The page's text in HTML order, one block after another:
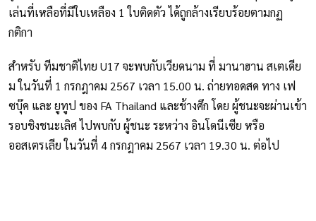
เล่นที่เหลือที่มีใบเหลือง 1 ใบติดตัว ได้ถูกล้างเรียบร้อยตามกฏ
กติกา
สำหรับ ทีมชาติไทย U17 จะพบกับเวียดนาม ที่ มานาฮาน สเตเดีย
ม ในวันที่ 1 กรกฎาคม 2567 เวลา 15.00 น. ถ่ายทอดสด ทาง เฟ
ซบุ๊ค และ ยูทูป ของ FA Thailand และช้างศึก โดย ผู้ชนะจะผ่านเข้า
รอบชิงชนะเลิศ ไปพบกับ ผู้ชนะ ระหว่าง อินโดนีเซีย หรือ
ออสเตรเลีย ในวันที่ 4 กรกฎาคม 2567 เวลา 19.30 น. ต่อไป